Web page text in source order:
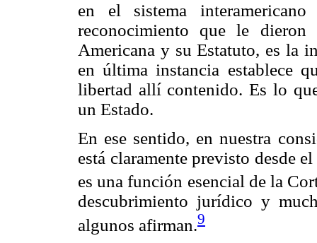
en el sistema interamericano
reconocimiento que le
Americana y su Estatuto, es la
en última instancia establece
libertad allí contenido. Es lo
un Estado.
En ese sentido, en nuestra
está claramente previsto desde
es una función esencial de la
descubrimiento jurídico y
algunos afirman.9